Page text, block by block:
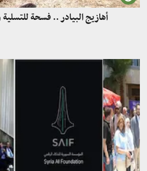
أهازيج البيادر .. فسحة